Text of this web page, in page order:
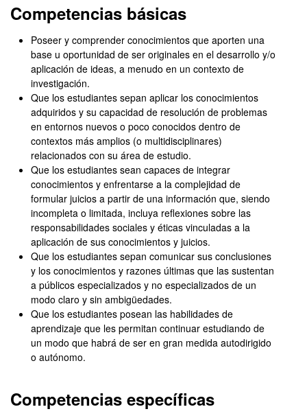
Competencias básicas
Poseer y comprender conocimientos que aporten una
base u oportunidad de ser originales en el desarrollo y/o
aplicación de ideas, a menudo en un contexto de
investigación.
Que los estudiantes sepan aplicar los conocimientos
adquiridos y su capacidad de resolución de problemas
en entornos nuevos o poco conocidos dentro de
contextos más amplios (o multidisciplinares)
relacionados con su área de estudio.
Que los estudiantes sean capaces de integrar
conocimientos y enfrentarse a la complejidad de
formular juicios a partir de una información que, siendo
incompleta o limitada, incluya reflexiones sobre las
responsabilidades sociales y éticas vinculadas a la
aplicación de sus conocimientos y juicios.
Que los estudiantes sepan comunicar sus conclusiones
y los conocimientos y razones últimas que las sustentan
a públicos especializados y no especializados de un
modo claro y sin ambigüedades.
Que los estudiantes posean las habilidades de
aprendizaje que les permitan continuar estudiando de
un modo que habrá de ser en gran medida autodirigido
o autónomo.
Competencias específicas